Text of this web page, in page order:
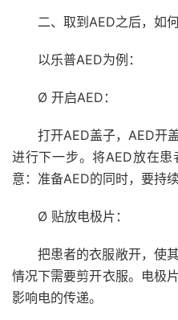
二、取到AED之后，如
以乐普AED为例：
Ø 开启AED：
打开AED盖子，AED开
进行下一步。将AED放在
意：准备AED的同时，要持
Ø 贴放电极片：
把患者的衣服敞开，使
情况下需要剪开衣服。电极
影响电的传递。